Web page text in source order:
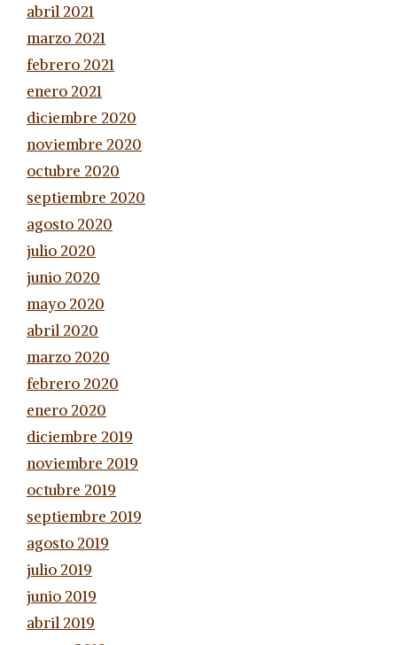
abril 2021
marzo 2021
febrero 2021
enero 2021
diciembre 2020
noviembre 2020
octubre 2020
septiembre 2020
agosto 2020
julio 2020
junio 2020
mayo 2020
abril 2020
marzo 2020
febrero 2020
enero 2020
diciembre 2019
noviembre 2019
octubre 2019
septiembre 2019
agosto 2019
julio 2019
junio 2019
abril 2019